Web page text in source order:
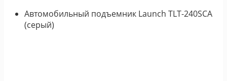
Автомобильный подъемник Launch TLT-240SCA
(серый)